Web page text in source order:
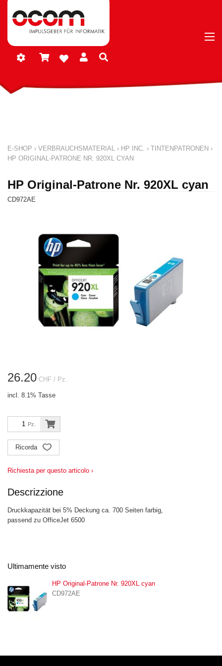
E-SHOP › VERBRAUCHSMATERIAL › HP INC. › TINTENPATRONEN ›
HP ORIGINAL-PATRONE NR. 920XL CYAN
HP Original-Patrone Nr. 920XL cyan
CD972AE
26.20 CHF / Pz.
incl. 8.1% Tasse
Pz.
Ricorda
Richiesta per questo articolo ›
Descrizzione
Druckkapazität bei 5% Deckung ca. 700 Seiten farbig,
passend zu OfficeJet 6500
Ultimamente visto
HP Original-Patrone Nr. 920XL cyan
CD972AE